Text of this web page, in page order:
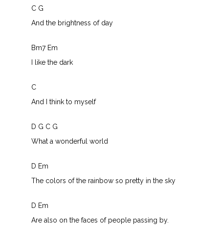
C G
And the brightness of day
Bm7 Em
I like the dark
C
And I think to myself
D G C G
What a wonderful world
D Em
The colors of the rainbow so pretty in the sky
D Em
Are also on the faces of people passing by.